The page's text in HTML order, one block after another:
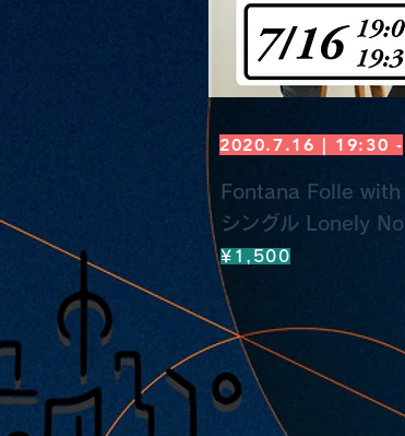
2020.7.16 | 19:30 -
Fontana Folle
シングル Lonely
¥1,500